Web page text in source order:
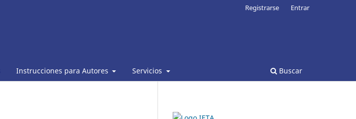
Instrucciones para Autores Servicios Buscar
Registrarse Entrar